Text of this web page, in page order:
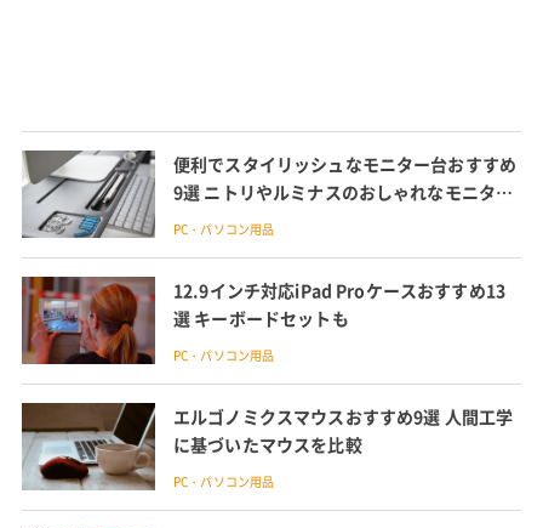
便利でスタイリッシュなモニター台おすすめ
9選 ニトリやルミナスのおしゃれなモニター
台も紹介
PC・パソコン用品
12.9インチ対応iPad Proケースおすすめ13
選 キーボードセットも
PC・パソコン用品
エルゴノミクスマウスおすすめ9選 人間工学
に基づいたマウスを比較
PC・パソコン用品